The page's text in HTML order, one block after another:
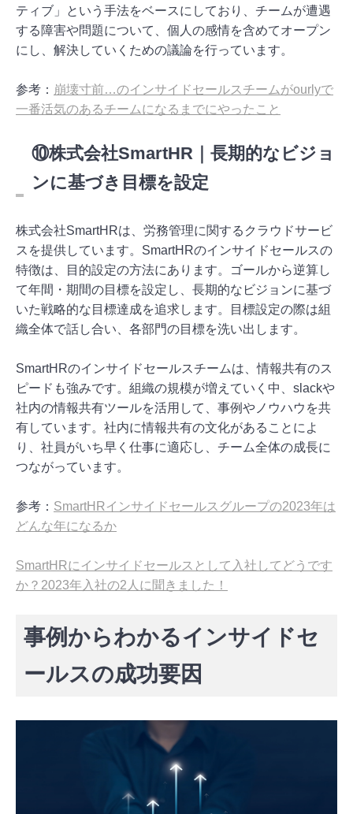
ティブ」という手法をベースにしており、チームが遭遇
する障害や問題について、個人の感情を含めてオープン
にし、解決していくための議論を行っています。
参考： 崩壊寸前…のインサイドセールスチームがourlyで
一番活気のあるチームになるまでにやったこと
⑩株式会社SmartHR｜長期的なビジョ
ンに基づき目標を設定
株式会社SmartHRは、労務管理に関するクラウドサービ
スを提供しています。SmartHRのインサイドセールスの
特徴は、目的設定の方法にあります。ゴールから逆算し
て年間・期間の目標を設定し、長期的なビジョンに基づ
いた戦略的な目標達成を追求します。目標設定の際は組
織全体で話し合い、各部門の目標を洗い出します。
SmartHRのインサイドセールスチームは、情報共有のス
ピードも強みです。組織の規模が増えていく中、slackや
社内の情報共有ツールを活用して、事例やノウハウを共
有しています。社内に情報共有の文化があることによ
り、社員がいち早く仕事に適応し、チーム全体の成長に
つながっています。
参考： SmartHRインサイドセールスグループの2023年は
どんな年になるか
SmartHRにインサイドセールスとして入社してどうです
か？2023年入社の2人に聞きました！
事例からわかるインサイドセ
ールスの成功要因